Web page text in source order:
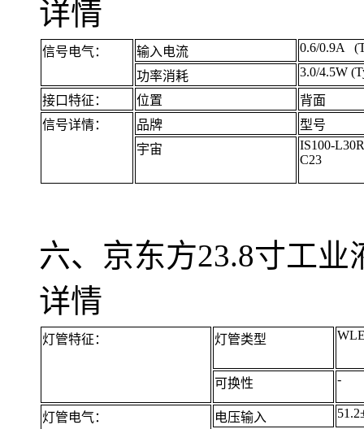
详情
信号电气： 输入电流 0.6/0.9A
功率消耗 3.0/4.5W
接口特征： 位置
背面
信号详情：
品牌
型号
宇宙
IS100-
C23
六、京东方23.8寸工
详情
灯管特征： 灯管类型
可换性 -
灯管电气： 电压输入